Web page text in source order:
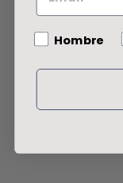
Gender
Hombre